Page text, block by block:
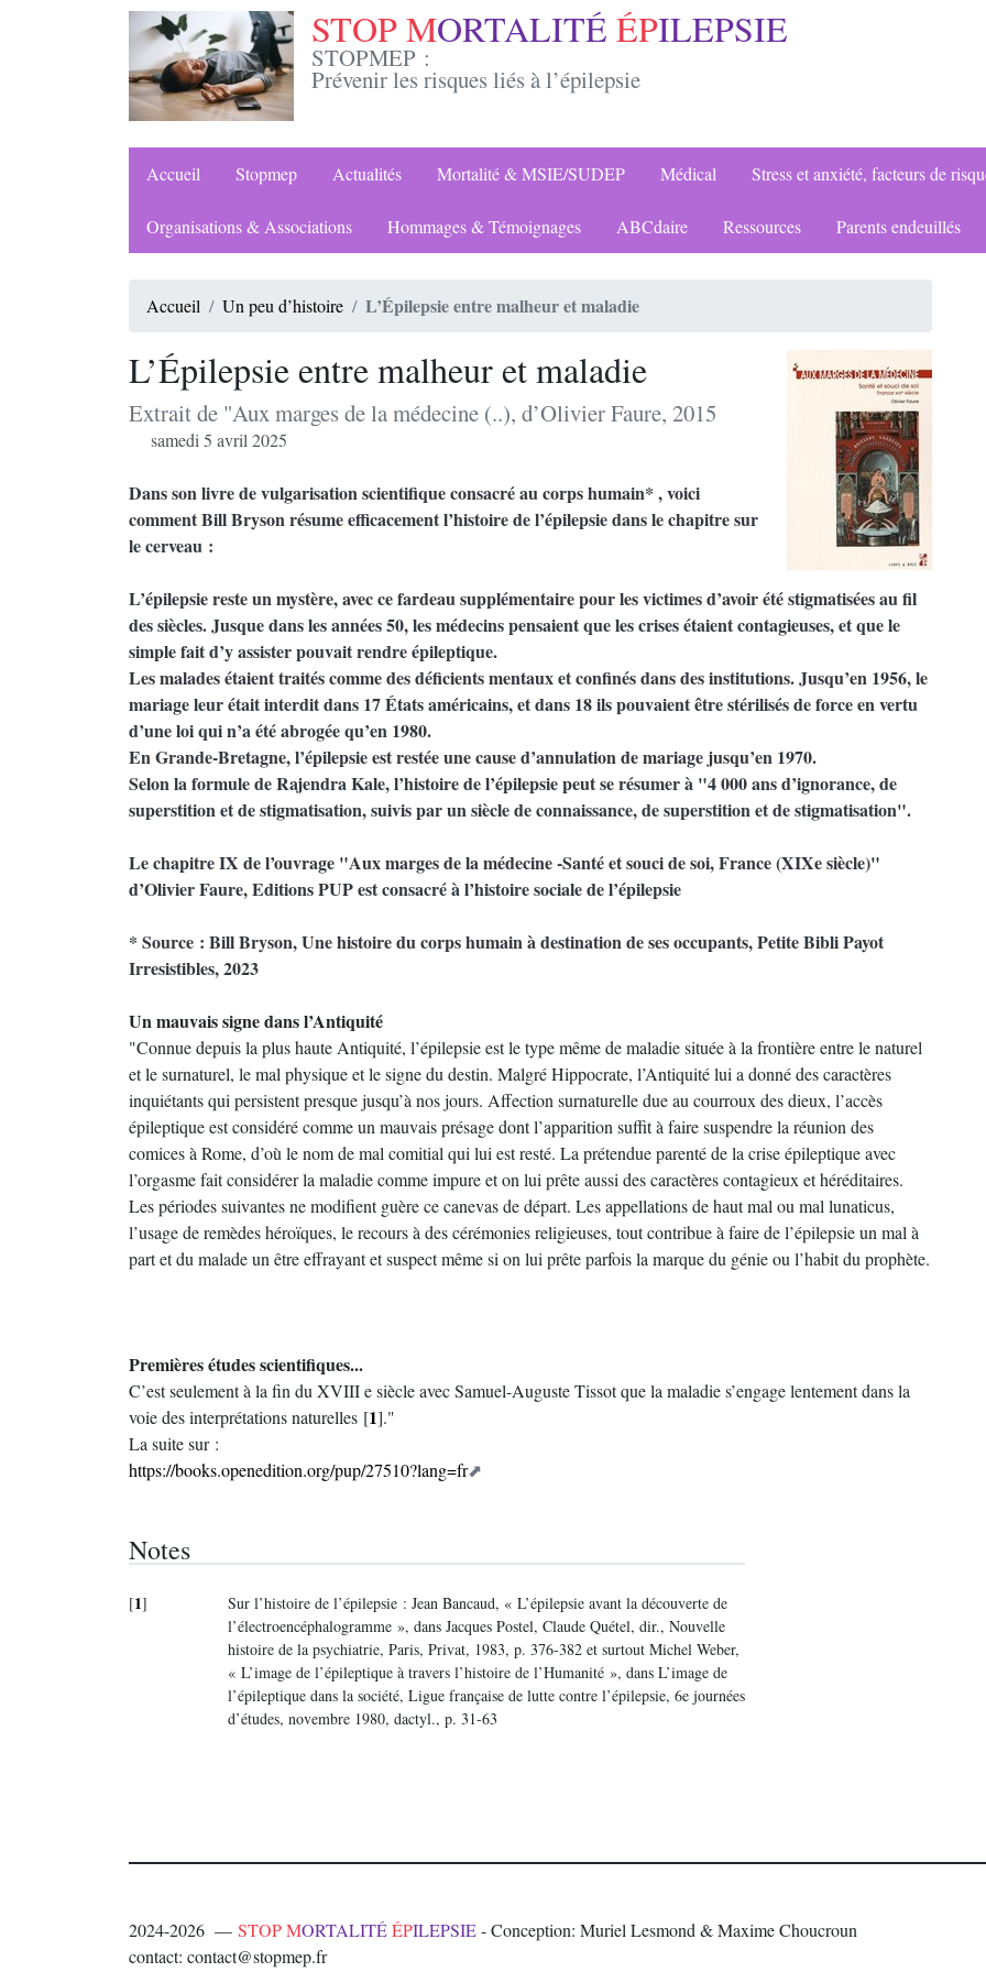
STOP MORTALITÉ ÉPILEPSIE
STOPMEP :
Prévenir les risques liés à l’épilepsie
Accueil Stopmep Actualités Mortalité & MSIE/SUDEP Médical Stress et anxiété, facteurs de
Organisations & Associations Hommages & Témoignages ABCdaire Ressources Parents endeuillés
Accueil Un peu d’histoire L’Épilepsie entre malheur et maladie
L’Épilepsie entre malheur et maladie
Extrait de "Aux marges de la médecine (..), d’Olivier Faure, 2015
samedi 5 avril 2025
Dans son livre de vulgarisation scientifique consacré au corps humain* , voici
comment Bill Bryson résume efficacement l’histoire de l’épilepsie dans le chapitre sur
le cerveau :
L’épilepsie reste un mystère, avec ce fardeau supplémentaire pour les victimes d’avoir été stigmatisées au fil
des siècles. Jusque dans les années 50, les médecins pensaient que les crises étaient contagieuses, et que le
simple fait d’y assister pouvait rendre épileptique.
Les malades étaient traités comme des déficients mentaux et confinés dans des institutions. Jusqu’en 1956, le
mariage leur était interdit dans 17 États américains, et dans 18 ils pouvaient être stérilisés de force en vertu
d’une loi qui n’a été abrogée qu’en 1980.
En Grande-Bretagne, l’épilepsie est restée une cause d’annulation de mariage jusqu’en 1970.
Selon la formule de Rajendra Kale, l’histoire de l’épilepsie peut se résumer à "4 000 ans d’ignorance, de
superstition et de stigmatisation, suivis par un siècle de connaissance, de superstition et de stigmatisation".
Le chapitre IX de l’ouvrage "Aux marges de la médecine -Santé et souci de soi, France (XIXe siècle)"
d’Olivier Faure, Editions PUP est consacré à l’histoire sociale de l’épilepsie
* Source : Bill Bryson, Une histoire du corps humain à destination de ses occupants, Petite Bibli Payot
Irresistibles, 2023
Un mauvais signe dans l’Antiquité
"Connue depuis la plus haute Antiquité, l’épilepsie est le type même de maladie située à la frontière entre le naturel
et le surnaturel, le mal physique et le signe du destin. Malgré Hippocrate, l’Antiquité lui a donné des caractères
inquiétants qui persistent presque jusqu’à nos jours. Affection surnaturelle due au courroux des dieux, l’accès
épileptique est considéré comme un mauvais présage dont l’apparition suffit à faire suspendre la réunion des
comices à Rome, d’où le nom de mal comitial qui lui est resté. La prétendue parenté de la crise épileptique avec
l’orgasme fait considérer la maladie comme impure et on lui prête aussi des caractères contagieux et héréditaires.
Les périodes suivantes ne modifient guère ce canevas de départ. Les appellations de haut mal ou mal lunaticus,
l’usage de remèdes héroïques, le recours à des cérémonies religieuses, tout contribue à faire de l’épilepsie un mal à
part et du malade un être effrayant et suspect même si on lui prête parfois la marque du génie ou l’habit du prophète.
Premières études scientifiques...
C’est seulement à la fin du XVIII e siècle avec Samuel-Auguste Tissot que la maladie s’engage lentement dans la
voie des interprétations naturelles [1]."
La suite sur :
https://books.openedition.org/pup/27510?lang=fr
Notes
[1]
Sur l’histoire de l’épilepsie : Jean Bancaud, « L’épilepsie avant la découverte de
l’électroencéphalogramme », dans Jacques Postel, Claude Quétel, dir., Nouvelle
histoire de la psychiatrie, Paris, Privat, 1983, p. 376-382 et surtout Michel Weber,
« L’image de l’épileptique à travers l’histoire de l’Humanité », dans L’image de
l’épileptique dans la société, Ligue française de lutte contre l’épilepsie, 6e journées
d’études, novembre 1980, dactyl., p. 31-63
2024-2026 — STOP MORTALITÉÉPILEPSIE- Conception: Muriel Lesmond & Maxime Choucroun
contact: contact@stopmep.fr